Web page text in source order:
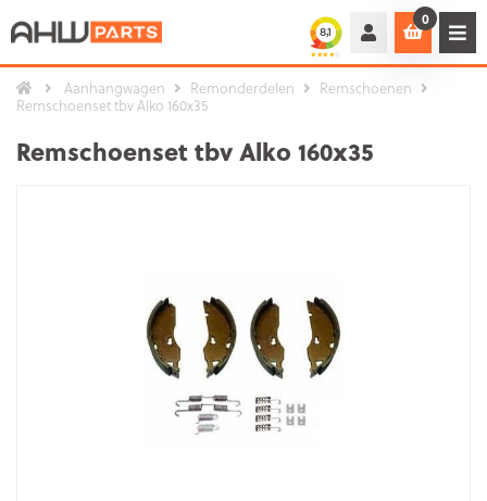
0
Aanhangwagen Remonderdelen
Remschoenen
Remschoenset tbv Alko 160x35
Remschoenset tbv Alko 160x35